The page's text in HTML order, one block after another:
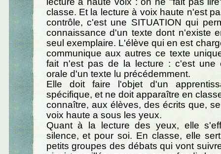
classe. Et la lecture à voix haute n'est
contrôle, c'est une SITUATION qui
connaissance d'un texte dont n'existe
seul exemplaire. L'élève qui en est
communique aux autres ce texte
fait n'est pas de la lecture : c'est une
orale d'un texte lu précédemment.
Elle doit faire l'objet d'un
spécifique, et ne doit apparaître en
connaître, aux élèves, des écrits que,
voix haute a sous les yeux.
Quant à la lecture des yeux, elle
silence, et pour soi. En classe, elle
petits groupes des débats qui vont